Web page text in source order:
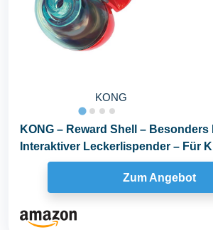
KONG
KONG – Reward Shell –
Interaktiver Leckerlispender – Für
Zum Angebot